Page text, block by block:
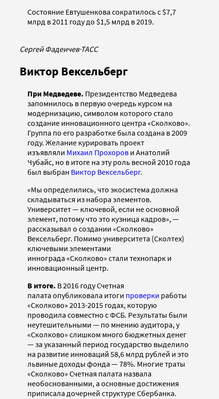
Состояние Евтушенкова сократилось с $7,7
млрд в 2011 году до $1,5 млрд в 2019.
Сергей Фадеичев·ТАСС
Виктор Вексельберг
При Медведеве. Президентство Медведева
запомнилось в первую очередь курсом на
модернизацию, символом которого стало
создание инновационного центра «Сколково».
Группа по его разработке была создана в 2009
году. Желание курировать проект
изъявляли Михаил Прохоров и Анатолий
Чубайс, но в итоге на эту роль весной 2010 года
был выбран Виктор Вексельберг.
«Мы определились, что экосистема должна
складываться из набора элементов.
Университет — ключевой, если не основной
элемент, потому что это кузница кадров», —
рассказывал о создании «Сколково»
Вексельберг. Помимо университета (Сколтех)
ключевыми элементами
иннограда «Сколково» стали технопарк и
инновационный центр.
В итоге. В 2016 году Счетная
палата опубликовала итоги проверки работы
«Сколково» 2013-2015 годах, которую
проводила совместно с ФСБ. Результаты были
неутешительными — по мнению аудитора, у
«Сколково» слишком много бюджетных денег
— за указанный период государство выделило
на развитие инноваций 58,6 млрд рублей и это
львиные доходы фонда — 78%. Многие траты
«Сколково» Счетная палата назвала
необоснованными, а основные достижения
приписала дочерней структуре Сбербанка.